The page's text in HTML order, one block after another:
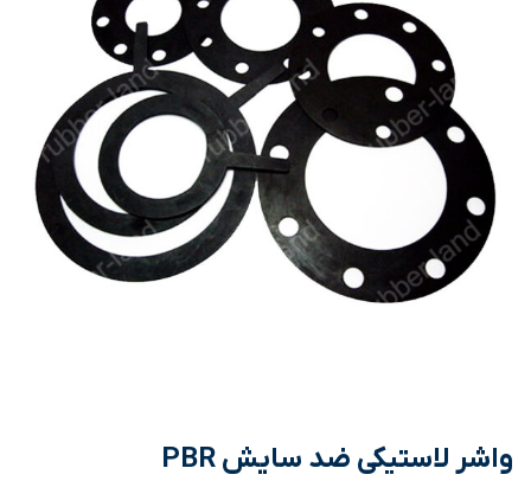
واشر لاستیکی ضد سایش PBR